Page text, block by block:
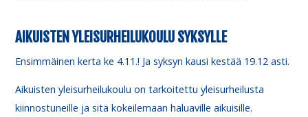
AIKUISTEN YLEISURHEILUKOULU SYKSYLLE
Ensimmäinen kerta ke 4.11.! Ja syksyn kausi kestää 19.12 asti.
Aikuisten yleisurheilukoulu on tarkoitettu yleisurheilusta
kiinnostuneille ja sitä kokeilemaan haluaville aikuisille.